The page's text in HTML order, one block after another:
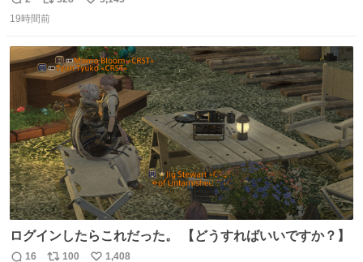
返
信
リ
ポ
ト
数
い
数
19時間前
ログインしたらこれだった。 【どうすればいいですか？】
16 100 1,408